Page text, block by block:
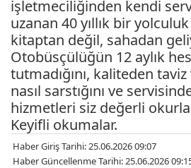
işletmeciliğinden kendi
uzanan 40 yıllık bir
kitaptan değil, sahadan
Otobüsçülüğün 12 aylık
tutmadığını, kaliteden
nasıl sarstığını ve
hizmetleri siz değerli
Keyifli okumalar.
Haber Giriş Tarihi: 25.06.2026 09:07
Haber Güncellenme Tarihi: 25.06.2026